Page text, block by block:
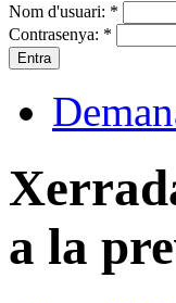
Nom d'usuari: *
Contrasenya: *
a la